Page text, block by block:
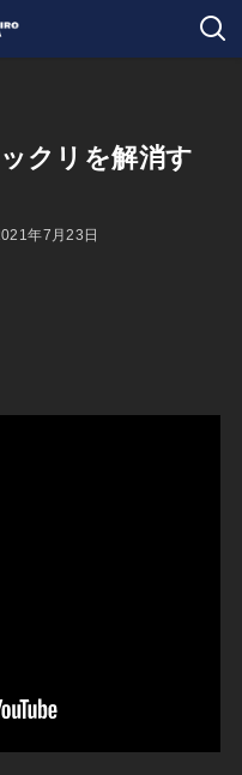
クリを解消す
年7月23日